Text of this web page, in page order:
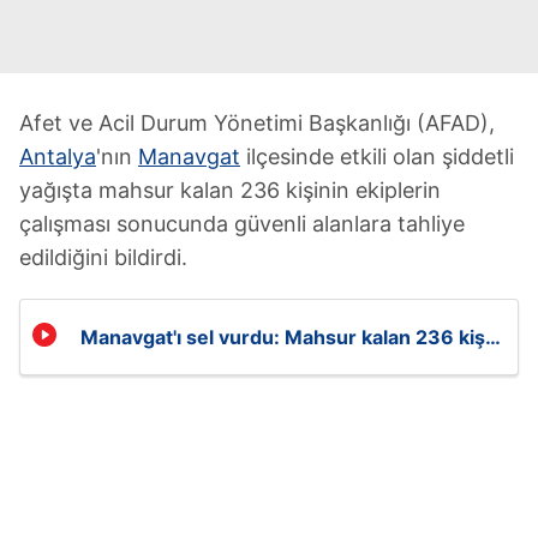
Afet ve Acil Durum Yönetimi Başkanlığı (AFAD),
Antalya'nın Manavgat ilçesinde etkili olan şiddetli
yağışta mahsur kalan 236 kişinin ekiplerin
çalışması sonucunda güvenli alanlara tahliye
edildiğini bildirdi.
Manavgat'ı sel vurdu: Mahsur kalan 236 kişi